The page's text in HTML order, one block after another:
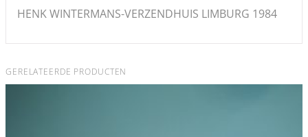
HENK WINTERMANS-VERZENDHUIS LIMBURG 1984
GERELATEERDE PRODUCTEN